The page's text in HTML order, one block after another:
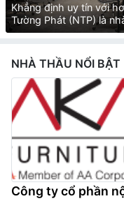
Khẳng định uy tín với
Tường Phát (NTP) là
đầu. Đối tác chiến lược
uy tín.
NHÀ THẦU NỔI BẬT
Công ty cổ phần